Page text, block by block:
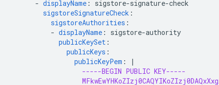
- displayName :
sigstore-signature-check
sigstoreSignatureCheck :
sigstoreAuthorities :
- displayName :
sigstore-authority
publicKeySet :
publicKeys :
publicKeyPem :
|
-----BEGIN PUBLIC KEY-----